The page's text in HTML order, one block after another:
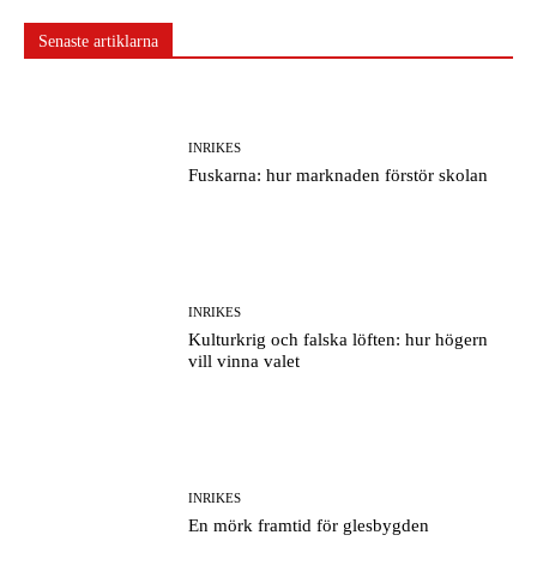
Senaste artiklarna
INRIKES
Fuskarna: hur marknaden förstör skolan
INRIKES
Kulturkrig och falska löften: hur högern
vill vinna valet
INRIKES
En mörk framtid för glesbygden